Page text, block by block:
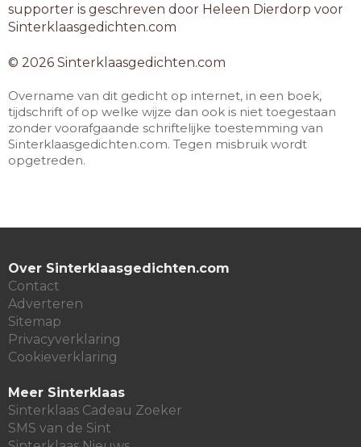
supporter is geschreven door Heleen Dierdorp voor
Sinterklaasgedichten.com
© 2026 Sinterklaasgedichten.com
Overname van dit gedicht op internet, in een boek,
tijdschrift of op welke wijze dan ook is niet toegestaan
zonder voorafgaande schriftelijke toestemming van
Sinterklaasgedichten.com. Tegen misbruik wordt
opgetreden.
Over Sinterklaasgedichten.com
Contact
Adverteren
Sitemap
Privacyverklaring
Cookieverklaring
Meer Sinterklaas
Sinterklaas Cadeau Zoeker
SMS van de Sint